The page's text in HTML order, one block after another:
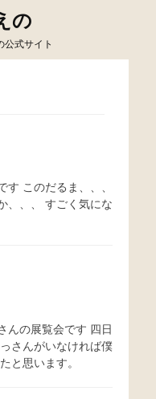
の
公式サイト
このだるま、、、
、、、 すごく気にな
んの展覧会です 四日
さんがいなければ僕
と思います。